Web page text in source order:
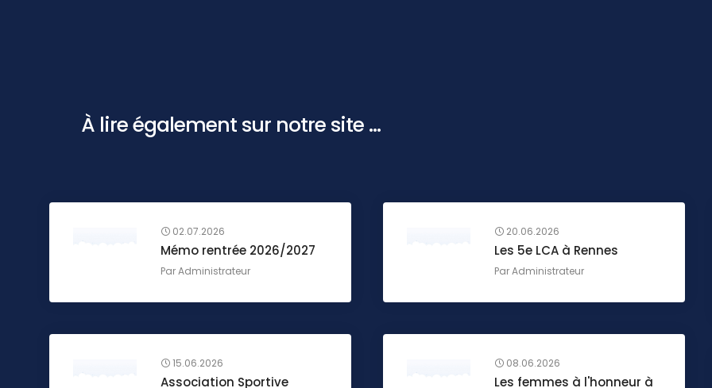
À lire également sur notre site ...
02.07.2026
Mémo rentrée 2026/2027
ParAdministrateur
20.06.2026
Les 5e LCA à Rennes
ParAdministrateur
15.06.2026
Association Sportive
08.06.2026
Les femmes à l'honneur à